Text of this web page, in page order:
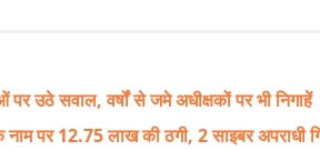
पर उठे सवाल, वर्षों से जमे अधीक्षकों पर भी निगाहें
पर 12.75 लाख की ठगी, 2 साइबर अपराधी